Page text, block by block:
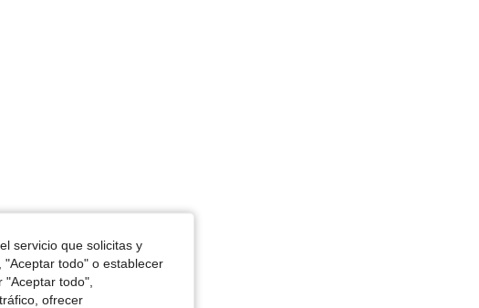
servicio que solicitas y
todo" o establecer
todo",
ofrecer